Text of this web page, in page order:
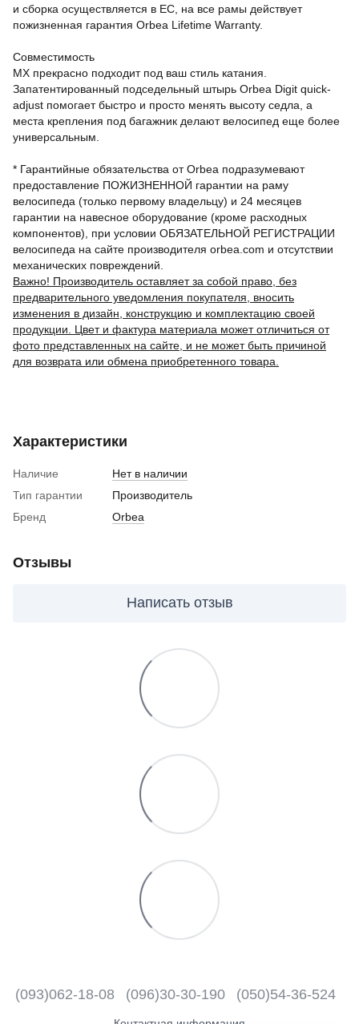
и сборка осуществляется в ЕС, на все рамы действует
пожизненная гарантия Orbea Lifetime Warranty.
Совместимость
MX прекрасно подходит под ваш стиль катания.
Запатентированный подседельный штырь Orbea Digit quick-
adjust помогает быстро и просто менять высоту седла, а
места крепления под багажник делают велосипед еще более
универсальным.
* Гарантийные обязательства от Orbea подразумевают
предоставление ПОЖИЗНЕННОЙ гарантии на раму
велосипеда (только первому владельцу) и 24 месяцев
гарантии на навесное оборудование (кроме расходных
компонентов), при условии ОБЯЗАТЕЛЬНОЙ РЕГИСТРАЦИИ
велосипеда на сайте производителя orbea.com и отсутствии
механических повреждений.
Важно! Производитель оставляет за собой право, без
предварительного уведомления покупателя, вносить
изменения в дизайн, конструкцию и комплектацию своей
продукции. Цвет и фактура материала может отличиться от
фото представленных на сайте, и не может быть причиной
для возврата или обмена приобретенного товара.
Характеристики
Наличие
Нет в наличии
Тип гарантии
Производитель
Бренд
Orbea
Отзывы
Написать отзыв
(093)062-18-08 (096)30-30-190 (050)54-36-524